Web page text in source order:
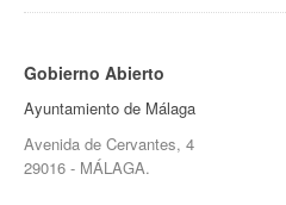
Gobierno Abierto
Ayuntamiento de Málaga
Avenida de Cervantes, 4
29016 - MÁLAGA.